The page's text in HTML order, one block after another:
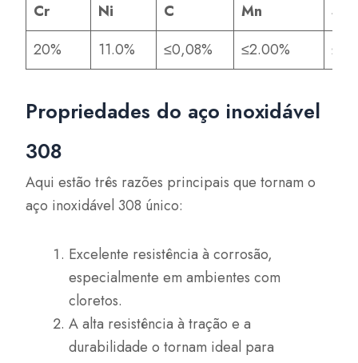
Cr
Ni
C
Mn
Si
20%
11.0% ≤0,08% ≤2.00%
Propriedades do aço inoxidável
308
Aqui estão três razões principais que tornam o
aço inoxidável 308 único:
Excelente resistência à corrosão,
especialmente em ambientes com
cloretos.
A alta resistência à tração e a
durabilidade o tornam ideal para